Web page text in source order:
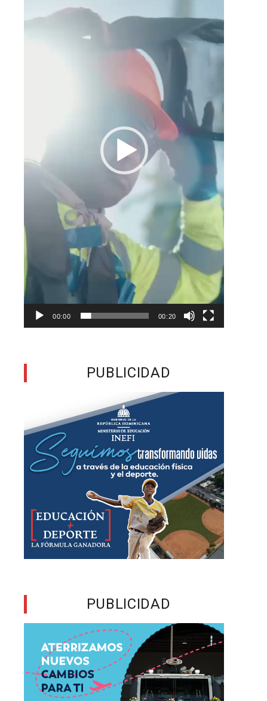
00:00 00:20
PUBLICIDAD
PUBLICIDAD